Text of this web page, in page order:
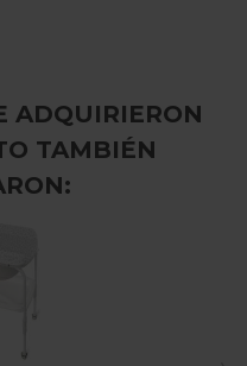
ADQUIRIERON
TAMBIÉN